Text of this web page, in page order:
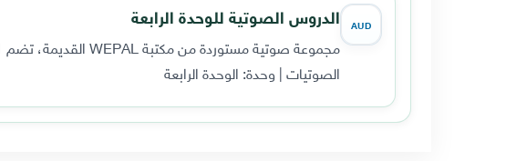
AUD الدروس الصوتية للوحدة الرابعة
مجموعة صوتية مستوردة من مكتبة WEPAL القديمة، تضم 1 مقطعاً صوتياً.
الصوتيات | وحدة: الوحدة الرابعة